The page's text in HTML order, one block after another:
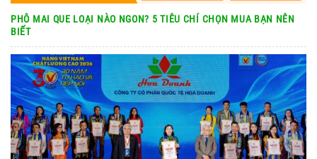
PHÔ MAI QUE LOẠI NÀO NGON? 5 TIÊU CHÍ CHỌN MUA BẠN NÊN
BIẾT